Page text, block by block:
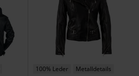
100% Leder Metalldetails